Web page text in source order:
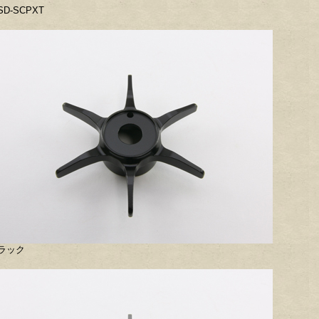
SCPXT
ック